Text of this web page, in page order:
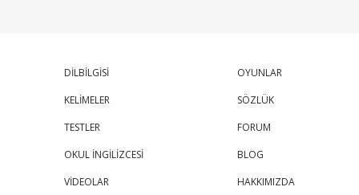
DİLBİLGİSİ
KELİMELER
TESTLER
OKUL İNGİLİZCESİ
VİDEOLAR
OYUNLAR
SÖZLÜK
FORUM
BLOG
HAKKIMIZDA